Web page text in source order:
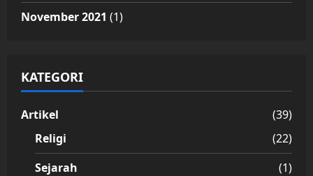
November 2021 (1)
KATEGORI
Artikel
(39)
Religi
(22)
Sejarah
(1)